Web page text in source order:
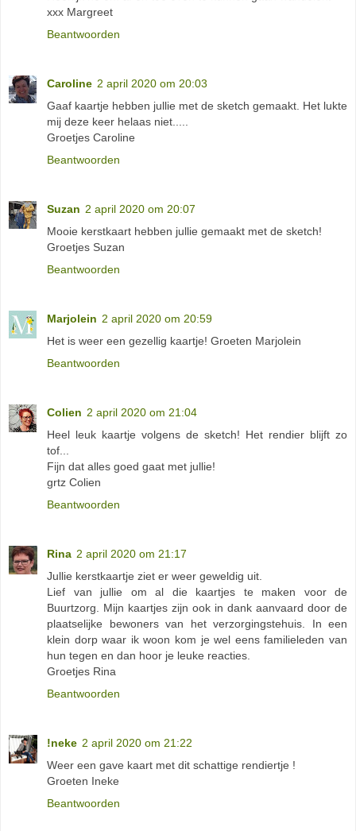
xxx Margreet
Beantwoorden
Caroline 2 april 2020 om 20:03
Gaaf kaartje hebben jullie met de sketch gemaakt. Het lukte
mij deze keer helaas niet.....
Groetjes Caroline
Beantwoorden
Suzan 2 april 2020 om 20:07
Mooie kerstkaart hebben jullie gemaakt met de sketch!
Groetjes Suzan
Beantwoorden
Marjolein 2 april 2020 om 20:59
Het is weer een gezellig kaartje! Groeten Marjolein
Beantwoorden
Colien 2 april 2020 om 21:04
Heel leuk kaartje volgens de sketch! Het rendier blijft zo
tof...
Fijn dat alles goed gaat met jullie!
grtz Colien
Beantwoorden
Rina 2 april 2020 om 21:17
Jullie kerstkaartje ziet er weer geweldig uit.
Lief van jullie om al die kaartjes te maken voor de
Buurtzorg. Mijn kaartjes zijn ook in dank aanvaard door de
plaatselijke bewoners van het verzorgingstehuis. In een
klein dorp waar ik woon kom je wel eens familieleden van
hun tegen en dan hoor je leuke reacties.
Groetjes Rina
Beantwoorden
!neke 2 april 2020 om 21:22
Weer een gave kaart met dit schattige rendiertje !
Groeten Ineke
Beantwoorden